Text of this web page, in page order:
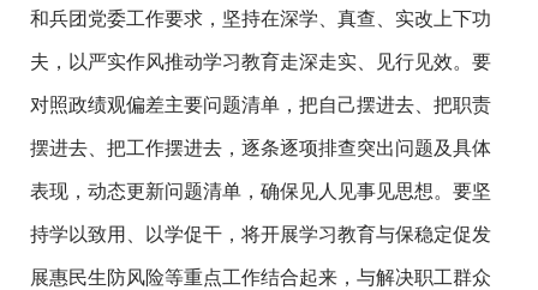
和兵团党委工作要求，坚持在深学、真查、实改上下功
夫，以严实作风推动学习教育走深走实、见行见效。要
对照政绩观偏差主要问题清单，把自己摆进去、把职责
摆进去、把工作摆进去，逐条逐项排查突出问题及具体
表现，动态更新问题清单，确保见人见事见思想。要坚
持学以致用、以学促干，将开展学习教育与保稳定促发
展惠民生防风险等重点工作结合起来，与解决职工群众